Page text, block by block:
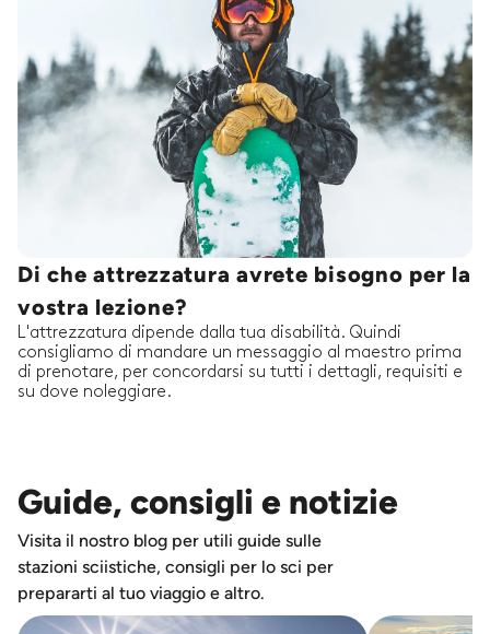
Di che attrezzatura avrete bisogno per la
vostra lezione?
L'attrezzatura dipende dalla tua disabilità. Quindi
consigliamo di mandare un messaggio al maestro prima
di prenotare, per concordarsi su tutti i dettagli, requisiti e
su dove noleggiare.
Guide, consigli e notizie
Visita il nostro blog per utili guide sulle
stazioni sciistiche, consigli per lo sci per
prepararti al tuo viaggio e altro.